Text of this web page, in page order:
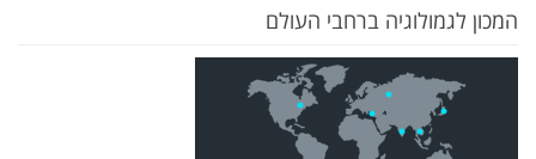
המכון לגמולוגיה ברחבי העולם